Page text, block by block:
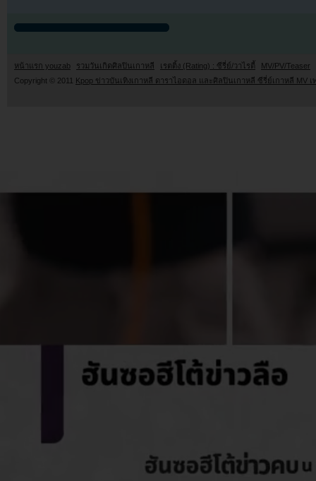
หน้าแรก youzab รวมวันเกิดศิลปินเกาหลี เรตติ้ง (Rating) : ซีรี่ย์/วาไรตี้
MV/PV/Teaser
Copyright © 2011 Kpop ข่าวบันเทิงเกาหลี ดาราไอดอล และศิลปินเกาหลี ซีรี่ย์เกาหลี MV